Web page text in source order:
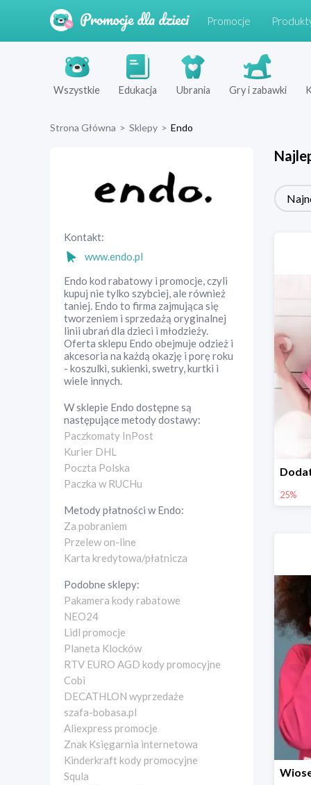
Promocje
Wszystkie Edukacja Ubrania Gry i zabawki
Strona Główna > Sklepy > Endo
Kontakt:
www.endo.pl
Endo kod rabatowy i promocje, czyli
kupuj nie tylko szybciej, ale również
taniej. Endo to firma zajmująca się
tworzeniem i sprzedażą oryginalnej
linii ubrań dla dzieci i młodzieży.
Oferta sklepu Endo obejmuje odzież i
akcesoria na każdą okazję i porę roku
- koszulki, sukienki, swetry, kurtki i
wiele innych.
W sklepie Endo dostępne są
następujące metody dostawy:
Paczkomaty InPost
Kurier DHL
Poczta Polska
Paczka w RUCHu
Metody płatności wEndo:
Za pobraniem
Przelew on-line
Karta kredytowa/płatnicza
Podobne sklepy:
Pakamera kody rabatowe
NEO24
Lidl promocje
Planeta Klocków
RTV EURO AGD kody promocyjne
Cobi
DECATHLON wyprzedaże
szafa-bobasa.pl
Aliexpress promocje
Znak Księgarnia internetowa
Kinderkraft kody promocyjne
Squla
25%